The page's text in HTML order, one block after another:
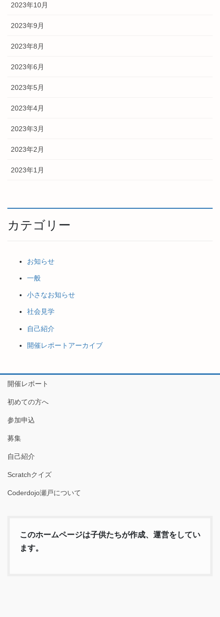
2023年10月
2023年9月
2023年8月
2023年6月
2023年5月
2023年4月
2023年3月
2023年2月
2023年1月
カテゴリー
お知らせ
一般
小さなお知らせ
社会見学
自己紹介
開催レポートアーカイブ
開催レポート
初めての方へ
参加申込
募集
自己紹介
Scratchクイズ
Coderdojo瀬戸について
このホームページは子供たちが作成、運営をしてい
ます。